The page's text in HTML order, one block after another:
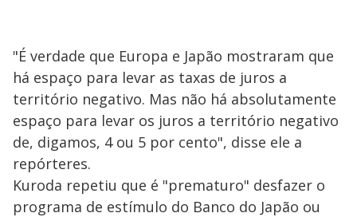
"É verdade que Europa e Japão mostraram que
há espaço para levar as taxas de juros a
território negativo. Mas não há absolutamente
espaço para levar os juros a território negativo
de, digamos, 4 ou 5 por cento", disse ele a
repórteres.
Kuroda repetiu que é "prematuro" desfazer o
programa de estímulo do Banco do Japão ou